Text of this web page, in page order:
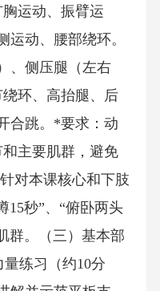
胸运动、振臂运
动、腰部绕环。
、侧压腿（左右
环、高抬腿、后
合跳。*要求：动
主要肌群，避免
对本课核心和下肢
15秒”、“俯卧两头
群。（三）基本部
练习（约10分